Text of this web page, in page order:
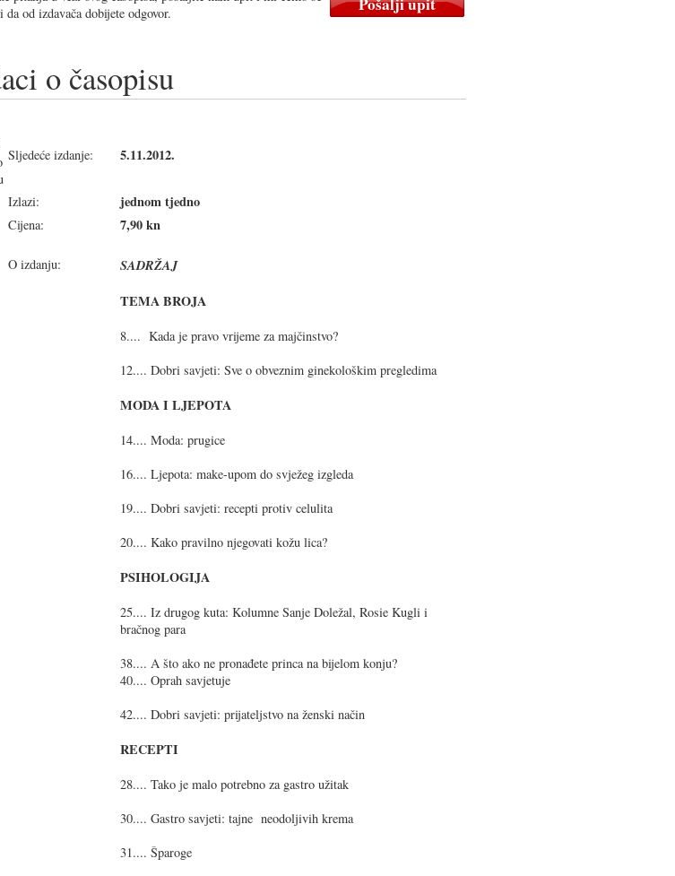
od izdavača dobijete odgovor.
o časopisu
Sljedeće izdanje: 5.11.2012.
Izlazi: jednom tjedno
Cijena: 7,90 kn
O izdanju:
SADRŽAJ
TEMA BROJA
8.... Kada je pravo vrijeme za majčinstvo?
12.... Dobri savjeti: Sve o obveznim ginekološkim pregledima
MODA I LJEPOTA
14.... Moda: prugice
16.... Ljepota: make-upom do svježeg izgleda
19.... Dobri savjeti: recepti protiv celulita
20.... Kako pravilno njegovati kožu lica?
PSIHOLOGIJA
25.... Iz drugog kuta: Kolumne Sanje Doležal, Rosie Kugli i
bračnog para
38.... A što ako ne pronađete princa na bijelom konju?
40.... Oprah savjetuje
42.... Dobri savjeti: prijateljstvo na ženski način
RECEPTI
28.... Tako je malo potrebno za gastro užitak
30.... Gastro savjeti: tajne neodoljivih krema
31.... Šparoge